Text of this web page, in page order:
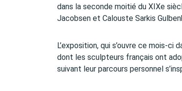
dans la seconde moitié du XIXe
Jacobsen et Calouste Sarkis
L’exposition, qui s’ouvre ce mois-
dont les sculpteurs français ont
suivant leur parcours personnel